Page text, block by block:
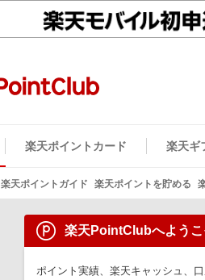
楽天ポイントカード 楽天ギ
楽天ポイントガイド 楽天ポイントを貯める
楽天PointClubへよう
ポイント実績、楽天キャッシュ、